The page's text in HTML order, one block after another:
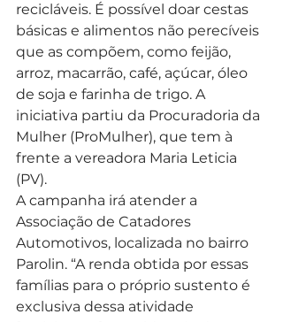
recicláveis. É possível doar cestas
básicas e alimentos não perecíveis
que as compõem, como feijão,
arroz, macarrão, café, açúcar, óleo
de soja e farinha de trigo. A
iniciativa partiu da Procuradoria da
Mulher (ProMulher), que tem à
frente a vereadora Maria Leticia
(PV).
A campanha irá atender a
Associação de Catadores
Automotivos, localizada no bairro
Parolin. “A renda obtida por essas
famílias para o próprio sustento é
exclusiva dessa atividade